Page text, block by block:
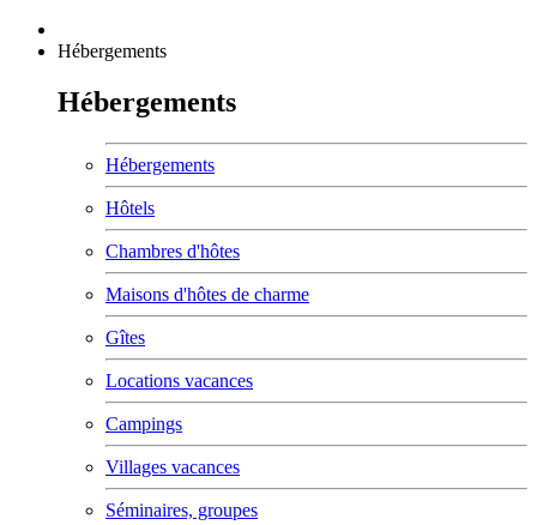
Hébergements
Hébergements
Hébergements
Hôtels
Chambres d'hôtes
Maisons d'hôtes de charme
Gîtes
Locations vacances
Campings
Villages vacances
Séminaires, groupes